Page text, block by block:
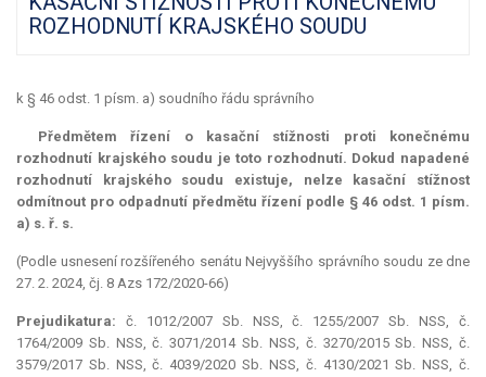
ROZHODNUTÍ KRAJSKÉHO SOUDU
k § 46 odst. 1 písm. a) soudního řádu správního
Předmětem řízení o kasační stížnosti proti konečnému
rozhodnutí krajského soudu je toto rozhodnutí. Dokud napadené
rozhodnutí krajského soudu existuje, nelze kasační stížnost
odmítnout pro odpadnutí předmětu řízení podle § 46 odst. 1 písm.
a) s. ř. s.
(Podle usnesení rozšířeného senátu Nejvyššího správního soudu ze dne
27. 2. 2024, čj. 8 Azs 172/2020-66)
Prejudikatura: č. 1012/2007 Sb. NSS, č. 1255/2007 Sb. NSS, č.
1764/2009 Sb. NSS, č. 3071/2014 Sb. NSS, č. 3270/2015 Sb. NSS, č.
3579/2017 Sb. NSS, č. 4039/2020 Sb. NSS, č. 4130/2021 Sb. NSS, č.